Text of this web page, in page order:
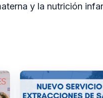
y la nutrición